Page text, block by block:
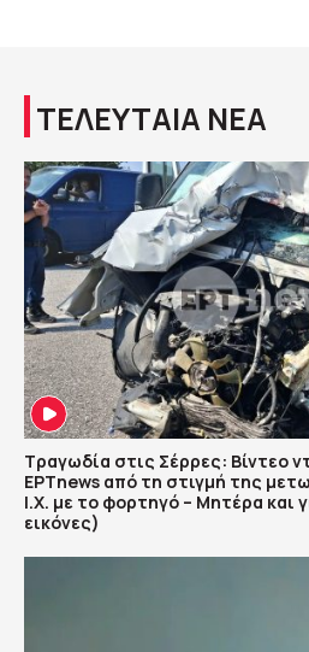
ΤΕΛΕΥΤΑΙΑ ΝΕΑ
Τραγωδία στις Σέρρες: Βίντεο
ΕΡΤnews από τη στιγμή της
Ι.Χ. με το φορτηγό – Μητέρα και
εικόνες)